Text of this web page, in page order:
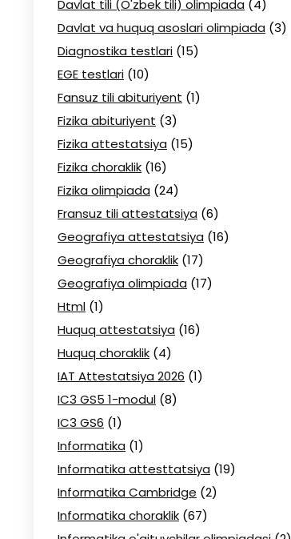
Davlat tili (O'zbek tili) olimpiada (4)
Davlat va huquq asoslari olimpiada (3)
Diagnostika testlari (15)
EGE testlari (10)
Fansuz tili abituriyent (1)
Fizika abituriyent (3)
Fizika attestatsiya (15)
Fizika choraklik (16)
Fizika olimpiada (24)
Fransuz tili attestatsiya (6)
Geografiya attestatsiya (16)
Geografiya choraklik (17)
Geografiya olimpiada (17)
Html (1)
Huquq attestatsiya (16)
Huquq choraklik (4)
IAT Attestatsiya 2026 (1)
IC3 GS5 1-modul (8)
IC3 GS6 (1)
Informatika (1)
Informatika attesttatsiya (19)
Informatika Cambridge (2)
Informatika choraklik (67)